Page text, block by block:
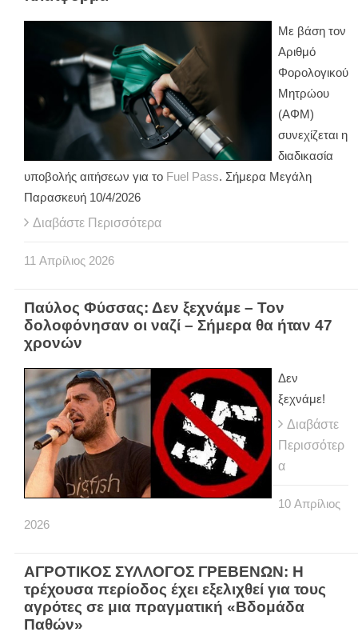
Με βάση τον
Αριθμό
Φορολογικού
Μητρώου
(ΑΦΜ)
συνεχίζεται η
διαδικασία
υποβολής αιτήσεων για το Fuel Pass. Σήμερα Μεγάλη
Παρασκευή 10/4/2026
Διαβάστε Περισσότερα
11 Απρίλιος 2026
Παύλος Φύσσας: Δεν ξεχνάμε – Τον
δολοφόνησαν οι ναζί – Σήμερα θα ήταν 47
χρονών
Δεν
ξεχνάμε!
Διαβάστε
Περισσότερ
α
10 Απρίλιος
2026
ΑΓΡΟΤΙΚΟΣ ΣΥΛΛΟΓΟΣ ΓΡΕΒΕΝΩΝ: Η
τρέχουσα περίοδος έχει εξελιχθεί για τους
αγρότες σε μια πραγματική «Βδομάδα
Παθών»